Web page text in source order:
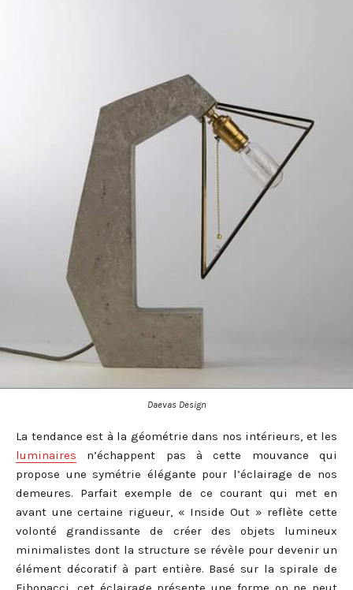
Daevas Design
La tendance est à la géométrie dans nos intérieurs, et les
luminaires n’échappent pas à cette mouvance qui
propose une symétrie élégante pour l’éclairage de nos
demeures. Parfait exemple de ce courant qui met en
avant une certaine rigueur, « Inside Out » reflète cette
volonté grandissante de créer des objets lumineux
minimalistes dont la structure se révèle pour devenir un
élément décoratif à part entière. Basé sur la spirale de